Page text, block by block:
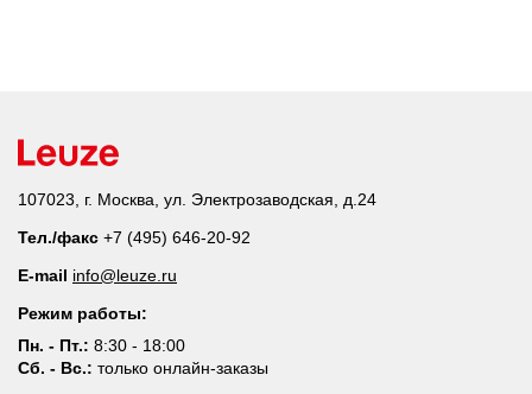
107023, г. Москва, ул. Электрозаводская, д.24
Тел./факс +7 (495) 646-20-92
E-mail info@leuze.ru
Режим работы:
Пн. - Пт.: 8:30 - 18:00
Сб. - Вс.: только онлайн-заказы